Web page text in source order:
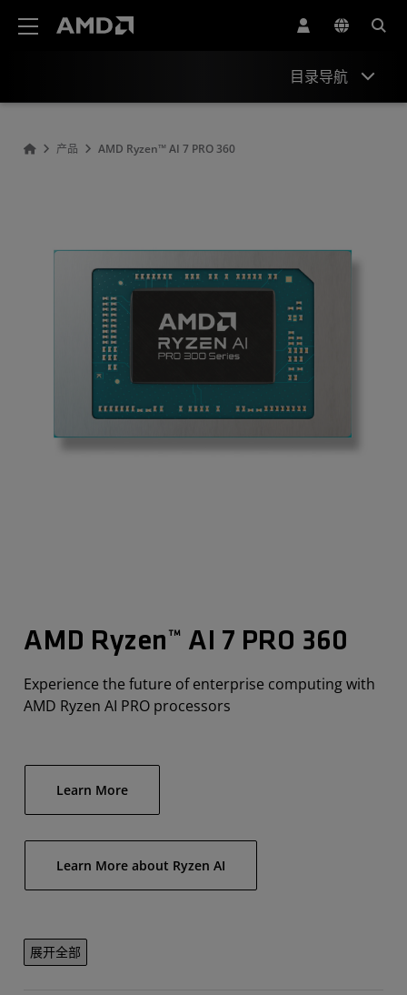
目录导航
产品 AMD Ryzen™ AI 7 PRO 360
AMD Ryzen™ AI 7 PRO 360
Experience the future of enterprise computing with
AMD Ryzen AI PRO processors
Learn More
Learn More about Ryzen AI
展开全部